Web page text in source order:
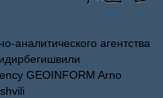
аналитического агентства
GEOINFORM Arno